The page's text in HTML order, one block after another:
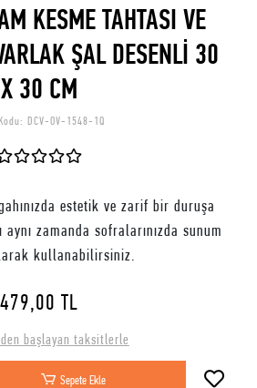
KESME TAHTASI VE
ŞAL DESENLİ 30
X 30 CM
DCV-OV-1548-1Q
estetik ve zarif bir duruşa
aynı zamanda sofralarınızda sunum
kullanabilirsiniz.
479,00 TL
başlayan taksitlerle
Sepete Ekle